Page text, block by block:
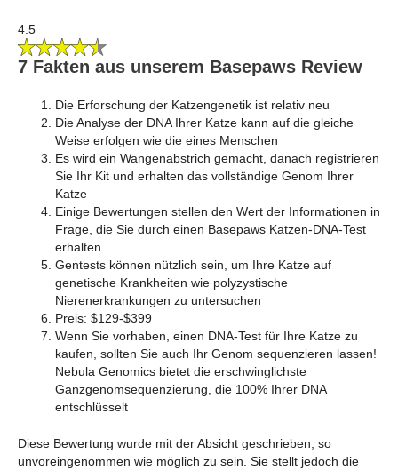
4.5
7 Fakten aus unserem Basepaws Review
Die Erforschung der Katzengenetik ist relativ neu
Die Analyse der DNA Ihrer Katze kann auf die gleiche
Weise erfolgen wie die eines Menschen
Es wird ein Wangenabstrich gemacht, danach registrieren
Sie Ihr Kit und erhalten das vollständige Genom Ihrer
Katze
Einige Bewertungen stellen den Wert der Informationen in
Frage, die Sie durch einen Basepaws Katzen-DNA-Test
erhalten
Gentests können nützlich sein, um Ihre Katze auf
genetische Krankheiten wie polyzystische
Nierenerkrankungen zu untersuchen
Preis: $129-$399
Wenn Sie vorhaben, einen DNA-Test für Ihre Katze zu
kaufen, sollten Sie auch Ihr Genom sequenzieren lassen!
Nebula Genomics bietet die erschwinglichste
Ganzgenomsequenzierung, die 100% Ihrer DNA
entschlüsselt
Diese Bewertung wurde mit der Absicht geschrieben, so
unvoreingenommen wie möglich zu sein. Sie stellt jedoch die